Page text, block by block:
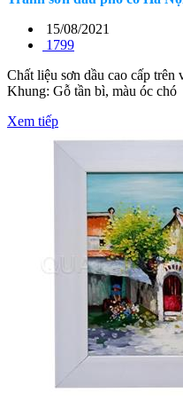
15/08/2021
1799
Chất liệu sơn dầu cao cấp
Khung: Gỗ tần bì, màu óc chó
Xem tiếp